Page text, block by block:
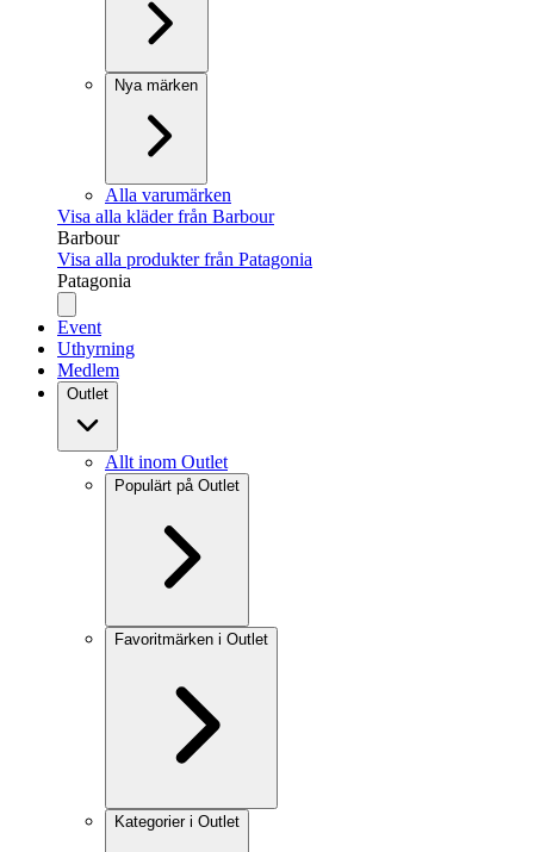
Nya märken
Alla varumärken
Visa alla kläder från Barbour
Barbour
Visa alla produkter från Patagonia
Patagonia
Event
Uthyrning
Medlem
Outlet
Allt inom Outlet
Populärt på Outlet
Favoritmärken i Outlet
Kategorier i Outlet